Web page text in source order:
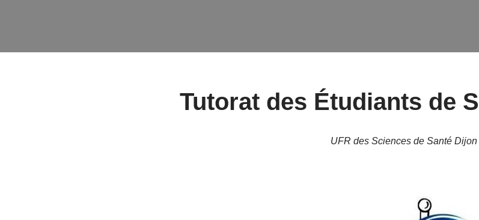
Tutorat des Étudiants de
UFR des Sciences de Santé Dijon